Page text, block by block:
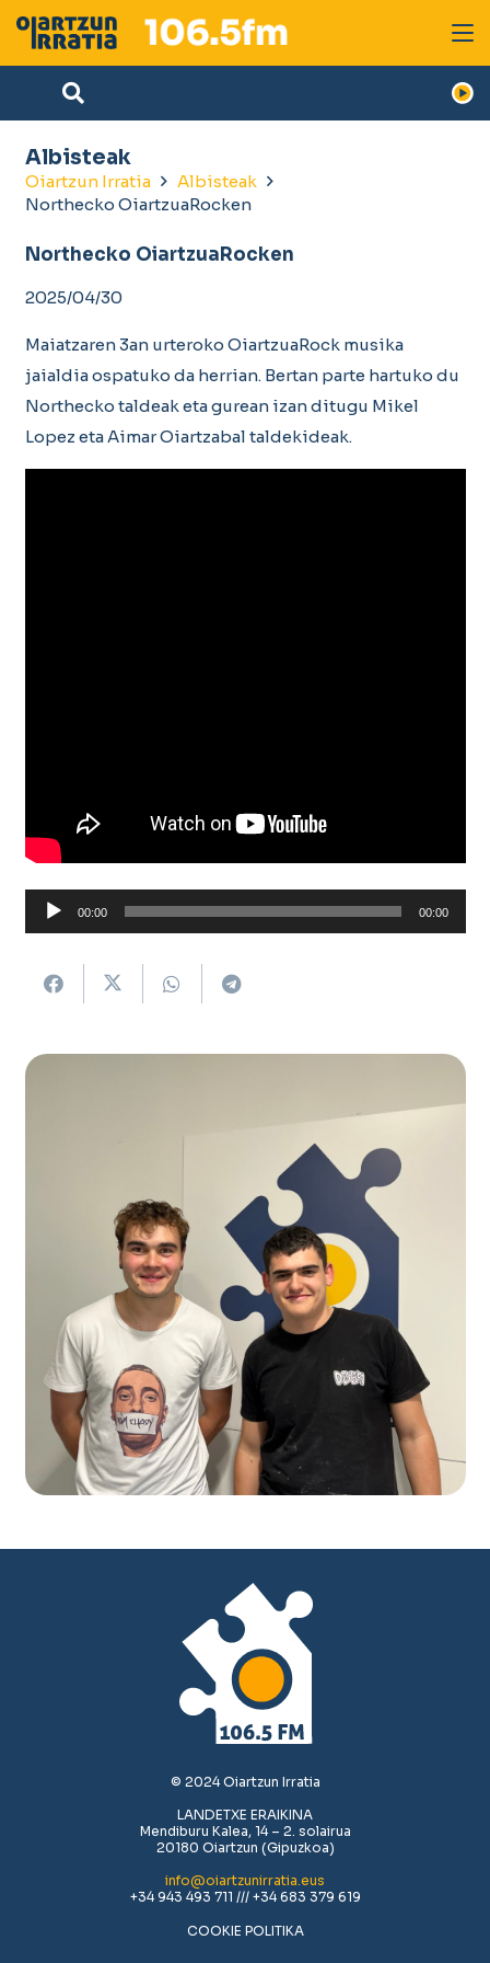
Albisteak
Oiartzun Irratia
Albisteak
Northecko OiartzuaRocken
Northecko OiartzuaRocken
2025/04/30
Maiatzaren 3an urteroko OiartzuaRock musika
jaialdia ospatuko da herrian. Bertan parte hartuko du
Northecko taldeak eta gurean izan ditugu Mikel
Lopez eta Aimar Oiartzabal taldekideak.
Soinu
erreproduzigailua
00:00 00:00
© 2024 Oiartzun Irratia
LANDETXE ERAIKINA
Mendiburu Kalea, 14 – 2. solairua
20180 Oiartzun (Gipuzkoa)
info@oiartzunirratia.eus
+34 943 493 711 /// +34 683 379 619
COOKIE POLITIKA